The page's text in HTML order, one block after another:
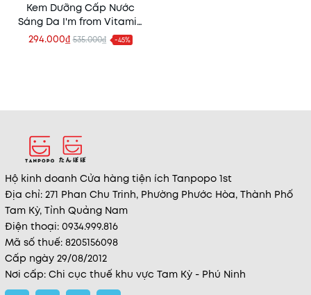
Kem Dưỡng Cấp Nước
Sáng Da I'm from Vitamin
Tree 75g (Mẫu Mới)
294.000₫ 535.000₫ -45%
Hộ kinh doanh Cửa hàng tiện ích Tanpopo 1st
Địa chỉ: 271 Phan Chu Trinh, Phường Phước Hòa, Thành Phố
Tam Kỳ, Tỉnh Quảng Nam
Điện thoại: 0934.999.816
Mã số thuế: 8205156098
Cấp ngày 29/08/2012
Nơi cấp: Chi cục thuế khu vực Tam Kỳ - Phú Ninh